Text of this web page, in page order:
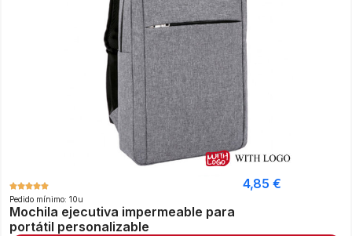
Pedido mínimo: 10u
Mochila ejecutiva impermeable para
portátil personalizable
4,85 €